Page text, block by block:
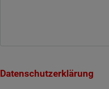
Datenschutzerklärung